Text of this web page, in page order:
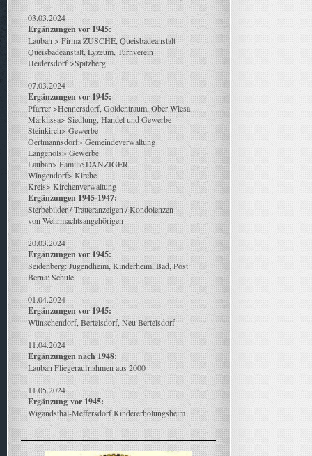
03.03.2024
Ergänzungen vor 1945:
Lauban > Firma ZUSCHE, Queisbadeanstalt
Queisbadeanstalt, Lyzeum, Turnverein
Heidersdorf >Spitzberg
07.03.2024
Ergänzungen vor 1945:
Pfarrer >Hennersdorf, Goldentraum, Ober Wiesa
Marklissa> Siedlung, Handel und Gewerbe
Steinkirch> Gewerbe
Oertmannsdorf> Gemeindeverwaltung
Langenöls> Gewerbe
Lauban> Familie DANZIGER
Wingendorf> Kirche
Kreis> Kirchenverwaltung
Ergänzungen 1945-1947:
Sterbebilder / Traueranzeigen / Kondolenzen
von Wehrmachtsangehörigen
20.03.2024
Ergänzungen vor 1945:
Seidenberg: Jugendheim, Kinderheim, Bad, Post
Berna: Schule
01.04.2024
Ergänzungen vor 1945:
Wünschendorf, Bertelsdorf, Neu Bertelsdorf
11.04.2024
Ergänzungen nach 1948:
Lauban Fliegeraufnahmen aus 2000
11.05.2024
Ergänzungvor 1945:
Wigandsthal-Meffersdorf Kindererholungsheim